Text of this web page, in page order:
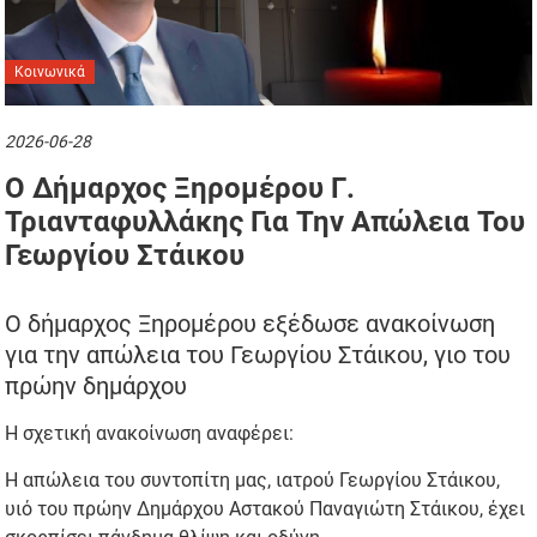
Κοινωνικά
2026-06-28
Ο Δήμαρχος Ξηρομέρου Γ.
Τριανταφυλλάκης Για Την Απώλεια Του
Γεωργίου Στάικου
Ο δήμαρχος Ξηρομέρου εξέδωσε ανακοίνωση
για την απώλεια του Γεωργίου Στάικου, γιο του
πρώην δημάρχου
Η σχετική ανακοίνωση αναφέρει:
Η απώλεια του συντοπίτη μας, ιατρού Γεωργίου Στάικου,
υιό του πρώην Δημάρχου Αστακού Παναγιώτη Στάικου, έχει